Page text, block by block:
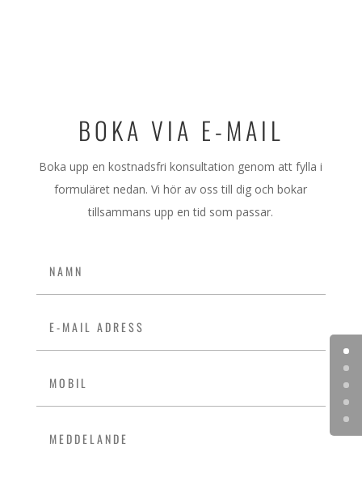
BOKA VIA E-MAIL
Boka upp en kostnadsfri konsultation genom att fylla i
formuläret nedan. Vi hör av oss till dig och bokar
tillsammans upp en tid som passar.